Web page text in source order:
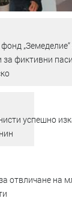
за фиктивни
отвличане на